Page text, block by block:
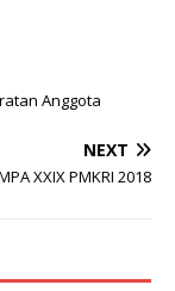
Anggota
NEXT
XXIX PMKRI 2018